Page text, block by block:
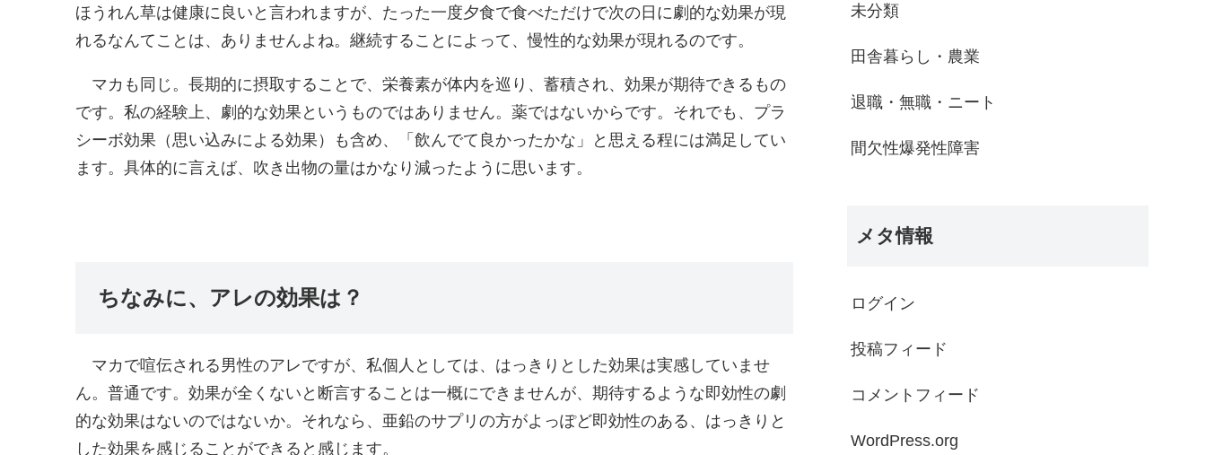
ほうれん草は健康に良いと言われますが、たった一度夕食で食べただけで次の日に劇的な効果が現
れるなんてことは、ありませんよね。継続することによって、慢性的な効果が現れるのです。
マカも同じ。長期的に摂取することで、栄養素が体内を巡り、蓄積され、効果が期待できるもの
です。私の経験上、劇的な効果というものではありません。薬ではないからです。それでも、プラ
シーボ効果（思い込みによる効果）も含め、「飲んでて良かったかな」と思える程には満足してい
ます。具体的に言えば、吹き出物の量はかなり減ったように思います。
ちなみに、アレの効果は？
マカで喧伝される男性のアレですが、私個人としては、はっきりとした効果は実感していませ
ん。普通です。効果が全くないと断言することは一概にできませんが、期待するような即効性の劇
的な効果はないのではないか。それなら、亜鉛のサプリの方がよっぽど即効性のある、はっきりと
した効果を感じることができると感じます。
未分類
田舎暮らし・農業
退職・無職・ニート
間欠性爆発性障害
メタ情報
ログイン
投稿フィード
コメントフィード
WordPress.org